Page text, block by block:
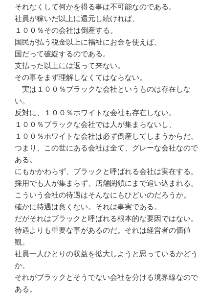
それなくして何かを得る事は不可能なのである。
社員が稼いだ以上に還元し続ければ、
１００％その会社は倒産する。
国民が払う税金以上に福祉にお金を使えば、
国だって破綻するのである。
支払った以上には返って来ない。
その事をまず理解しなくてはならない。
実は１００％ブラックな会社というものは存在しな
い。
反対に、１００％ホワイトな会社も存在しない。
１００％ブラックな会社では人が集まらないし、
１００％ホワイトな会社は必ず倒産してしまうからだ。
つまり、この世にある会社は全て、グレーな会社なので
ある。
にもかかわらず、ブラックと呼ばれる会社は実在する。
採用でも人が集まらず、店舗閉鎖にまで追い込まれる。
こういう会社の待遇はそんなにもひどいのだろうか。
確かに待遇は良くない。それは事実である。
だがそれはブラックと呼ばれる根本的な要因ではない。
待遇よりも重要な事があるのだ。それは経営者の価値
観。
社員一人ひとりの収益を拡大しようと思っているかどう
か。
それがブラックとそうでない会社を分ける境界線なので
ある。